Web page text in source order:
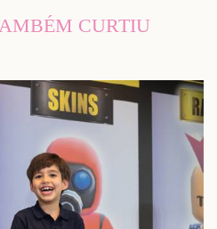
CURTIU